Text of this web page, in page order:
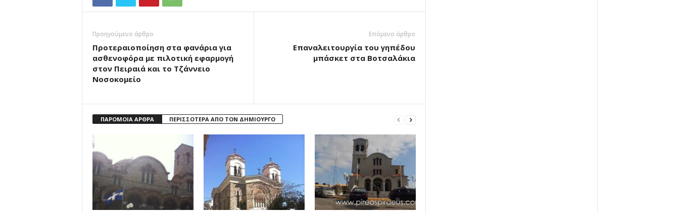
Προηγούμενο άρθρο
Προτεραιοποίηση στα φανάρια για
ασθενοφόρα με πιλοτική εφαρμογή
στον Πειραιά και το Τζάννειο
Νοσοκομείο
Επόμενο άρθρο
Επαναλειτουργία του γηπέδου
μπάσκετ στα Βοτσαλάκια
ΠΑΡΟΜΟΙΑ ΑΡΘΡΑ ΠΕΡΙΣΣΟΤΕΡΑ ΑΠΟ ΤΟΝ ΔΗΜΙΟΥΡΓΟ